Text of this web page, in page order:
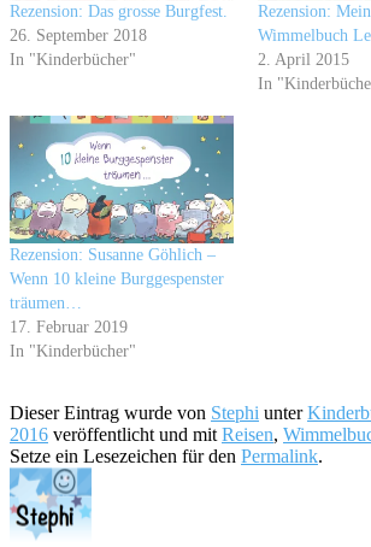
Rezension: Das grosse Burgfest.
26. September 2018
In "Kinderbücher"
Rezension:
Wimmelbuch
2. April 2015
In
Rezension: Susanne Göhlich –
Wenn 10 kleine Burggespenster
träumen…
17. Februar 2019
In "Kinderbücher"
Dieser Eintrag wurde von Stephi unter
2016 veröffentlicht und mit Reisen,
Setze ein Lesezeichen für den Permalink.